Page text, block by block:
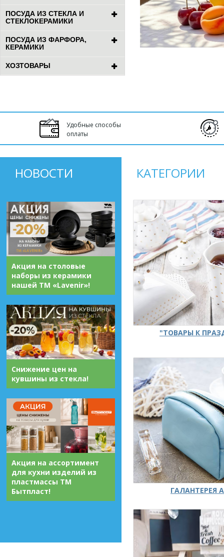
ПОСУДА ИЗ СТЕКЛА И
СТЕКЛОКЕРАМИКИ
ПОСУДА ИЗ ФАРФОРА,
КЕРАМИКИ
ХОЗТОВАРЫ
Удобные способы
оплаты
НОВОСТИ
Акция на столовые
наборы из керамики
нашей ТМ «Lavenir»!
Снижение цен на
кувшины из стекла!
Акция на ассортимент
для кухни изделий из
пластмассы ТМ
Бытпласт!
КАТЕГОРИИ
"ТОВАРЫ К
ГАЛАНТЕРЕЯ